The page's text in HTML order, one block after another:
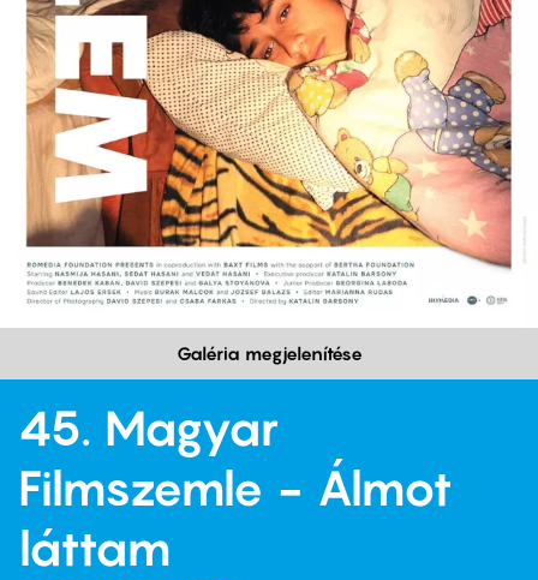
Galéria megjelenítése
45. Magyar
Filmszemle - Álmot
láttam